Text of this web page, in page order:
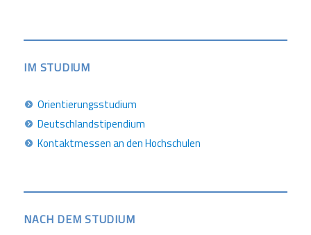
IM STUDIUM
Orientierungsstudium
Deutschlandstipendium
Kontaktmessen an den Hochschulen
NACH DEM STUDIUM